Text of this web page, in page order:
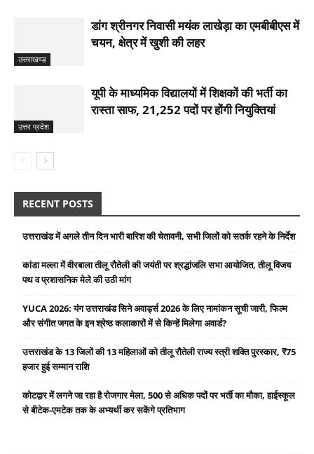
उत्तराखण्ड
डांग श्रीनगर निवासी मयंक लाखेड़ा का एमबीबीएस में
चयन, क्षेत्र में खुशी की लहर
उत्तर प्रदेश
यूपी के माध्यमिक विद्यालयों में शिक्षकों की भर्ती का
रास्ता साफ, 21,252 पदों पर होंगी नियुक्तियां
RECENT POSTS
उत्तराखंड में अगले तीन दिन भारी बारिश की चेतावनी, सभी जिलों को सतर्क रहने के निर्देश
कांडा मल्ला में वीरबाला तीलू रौतेली की जयंती पर श्रद्धांजलि सभा आयोजित, तीलू विजय
पथ व प्रशासनिक मेले की उठी मांग
YUCA 2026: यंग उत्तराखंड सिने अवार्ड्स 2026 के लिए नामांकन सूची जारी, फिल्म
और संगीत जगत के इन श्रेष्ठ कलाकारों में से किन्हें मिलेगा अवार्ड?
उत्तराखंड के 13 जिलों की 13 महिलाओं को तीलू रौतेली राज्य स्त्री शक्ति पुरस्कार, ₹75
हजार हुई सम्मान राशि
कोटद्वार में लगने जा रहा है रोजगार मेला, 500 से अधिक पदों पर भर्ती का मौका, हाईस्कूल
से बीटेक-एमटेक तक के अभ्यर्थी कर सकेंगे प्रतिभाग